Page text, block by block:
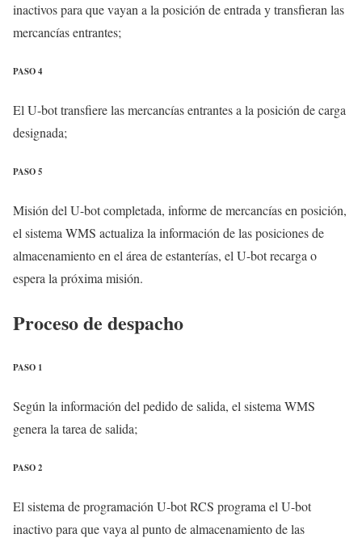
inactivos para que vayan a la posición de entrada y transfieran las
mercancías entrantes;
PASO 4
El U-bot transfiere las mercancías entrantes a la posición de carga
designada;
PASO 5
Misión del U-bot completada, informe de mercancías en posición,
el sistema WMS actualiza la información de las posiciones de
almacenamiento en el área de estanterías, el U-bot recarga o
espera la próxima misión.
Proceso de despacho
PASO 1
Según la información del pedido de salida, el sistema WMS
genera la tarea de salida;
PASO 2
El sistema de programación U-bot RCS programa el U-bot
inactivo para que vaya al punto de almacenamiento de las